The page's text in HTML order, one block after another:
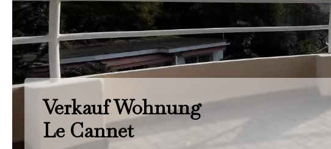
Verkauf Wohnung
Le Cannet